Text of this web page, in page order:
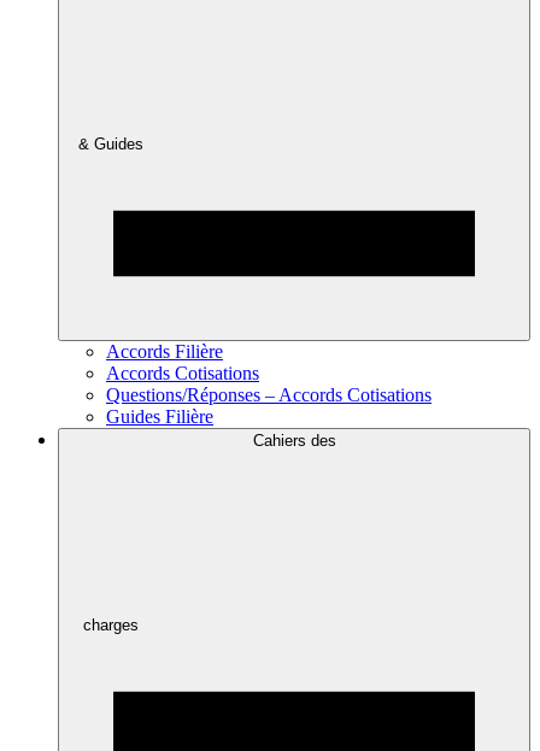
& Guides
Accords Filière
Accords Cotisations
Questions/Réponses – Accords Cotisations
Guides Filière
Cahiers des
charges